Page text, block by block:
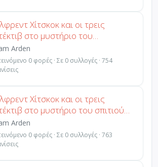
Χίτσκοκ και οι τρεις
στο μυστήριο του
πειρατή
Arden
0 φορές · Σε 0 συλλογές · 754
Χίτσκοκ και οι τρεις
στο μυστήριο του σπιτιού
Arden
0 φορές · Σε 0 συλλογές · 763